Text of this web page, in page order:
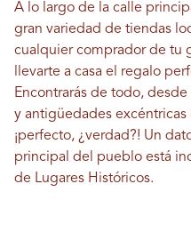
A lo largo de la calle
gran variedad de tiendas
cualquier comprador de tu
llevarte a casa el regalo
Encontrarás de todo,
y antigüedades excéntricas
¡perfecto, ¿verdad?! Un
principal del pueblo está
de Lugares Históricos.